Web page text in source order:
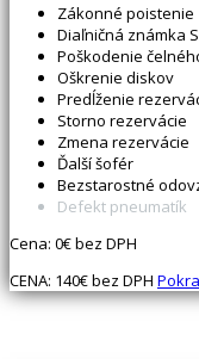
Zákonné poistenie
Diaľničná známka
Poškodenie
Oškrenie diskov
Predĺženie
Storno rezervácie
Zmena rezervácie
Ďalší šofér
Bezstarostné
Defekt pneumatík
Cena: 0€ bez DPH
CENA: 140€ bez DPH